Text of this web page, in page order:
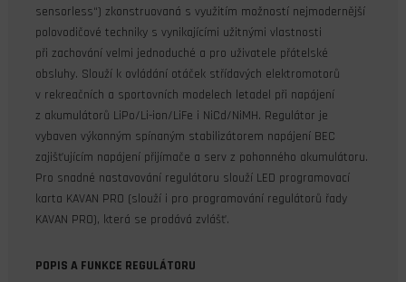
sensorless“) zkonstruovaná s využitím možností nejmodernější
polovodičové techniky s vynikajícími užitnými vlastnosti
při zachování velmi jednoduché a pro uživatele přátelské
obsluhy. Slouží k ovládání otáček střídavých elektromotorů
v rekreačních a sportovních modelech letadel při napájení
z akumulátorů LiPo/Li-ion/LiFe i NiCd/NiMH. Regulátor je
vybaven výkonným spínaným stabilizátorem napájení BEC
zajišťujícím napájení přijímače a serv z pohonného akumulátoru.
Pro snadné nastavování regulátoru slouží LED programovací
karta KAVAN PRO (slouží i pro programování regulátorů řady
KAVAN PRO), která se prodává zvlášť.
POPIS A FUNKCE REGULÁTORU